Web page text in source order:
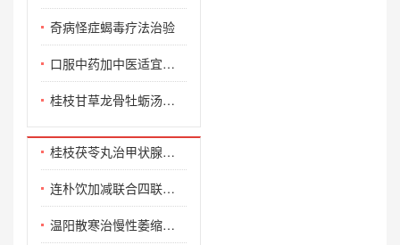
奇病怪症蝎毒疗法治验
口服中药加中医适宜技术治疗蛇胆疮案例
桂枝甘草龙骨牡蛎汤加减联合西药治疗不寐的临床疗效观察
桂枝茯苓丸治甲状腺术后伴皮肤色素沉着验案
连朴饮加减联合四联疗法治疗Hp阳性慢性胃炎(湿热型)的临床观察
温阳散寒治慢性萎缩性胃炎验案